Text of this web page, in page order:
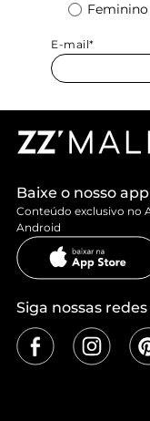
Feminino
E-mail*
Baixe o nosso app
Conteúdo exclusivo no
Android
Siga nossas